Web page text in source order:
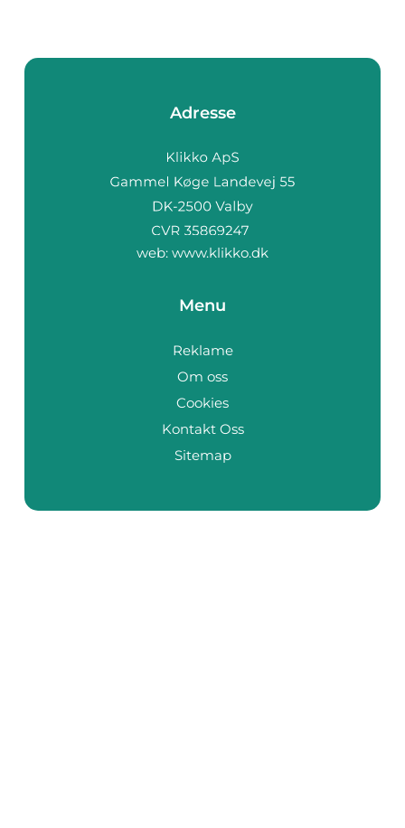
Adresse
web: www.klikko.dk
Menu
Reklame
Om oss
Cookies
Kontakt Oss
Sitemap